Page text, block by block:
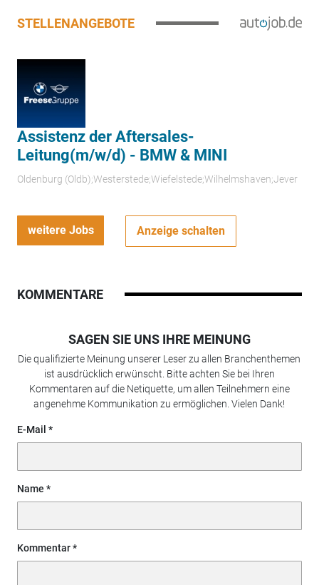
STELLENANGEBOTE
Assistenz der Aftersales-
Leitung(m/w/d) - BMW & MINI
Oldenburg (Oldb);Westerstede;Wiefelstede;Wilhelmshaven;Jever
weitere Jobs Anzeige schalten
KOMMENTARE
SAGEN SIE UNS IHRE MEINUNG
Die qualifizierte Meinung unserer Leser zu allen Branchenthemen
ist ausdrücklich erwünscht. Bitte achten Sie bei Ihren
Kommentaren auf die Netiquette, um allen Teilnehmern eine
angenehme Kommunikation zu ermöglichen. Vielen Dank!
E-Mail
Name
Kommentar